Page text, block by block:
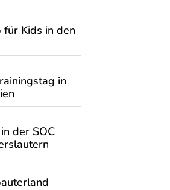
Kids in den
in
der SOC